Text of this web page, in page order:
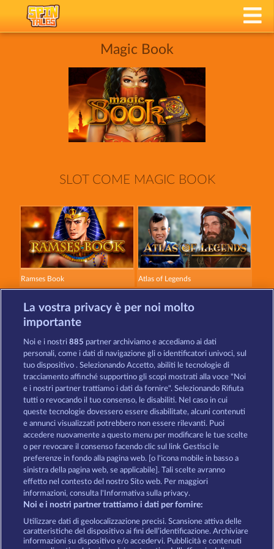
Magic Book
SLOT COME MAGIC BOOK
Ramses Book Atlas of Legends
Book of Romeo and Julia The Warlocks Book
Termini e condizioni
Informativa sulla privacy Note legali
Società FAQ Programma di affiliazione
Facebook
Invia richiesta di recesso
La vostra privacy è per noi molto
importante
Noi e i nostri885 partner archiviamo e accediamo ai dati
personali, come i dati di navigazione gli o identificatori univoci, sul
tuo dispositivo . Selezionando Accetto, abiliti le tecnologie di
tracciamento affinché supportino gli scopi mostrati alla voce "Noi
e i nostri partner trattiamo i dati da fornire". Selezionando Rifiuta
tutti o revocando il tuo consenso, le disabiliti. Nel caso in cui
queste tecnologie dovessero essere disabilitate, alcuni contenuti
e annunci visualizzati potrebbero non essere rilevanti. Puoi
accedere nuovamente a questo menu per modificare le tue scelte
o per revocare il consenso facendo clic sul link Gestisci le
preferenze in fondo alla pagina web. [o l'icona mobile in basso a
sinistra della pagina web, se applicabile]. Tali scelte avranno
effetto nel contesto del nostro Sito web. Per maggiori
informazioni, consulta l'Informativa sulla privacy.
Noi e i nostri partner trattiamo i dati per fornire:
Utilizzare dati di geolocalizzazione precisi. Scansione attiva delle
caratteristiche del dispositivo ai fini dell’identificazione. Archiviare
informazioni su dispositivo e/o accedervi. Pubblicità e contenuti